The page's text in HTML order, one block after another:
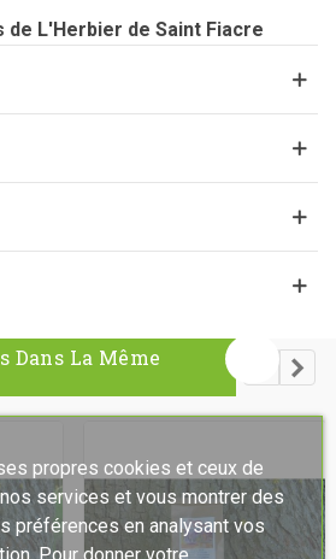
L'Herbier de Saint Fiacre
Dans La Même
propres cookies et ceux de
services et vous montrer des
préférences en analysant vos